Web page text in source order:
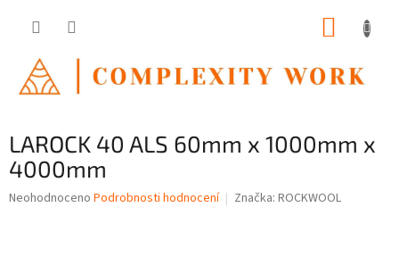
LAROCK 40 ALS 60mm x 1000mm x
4000mm
Průměrné
Neohodnoceno Podrobnosti hodnocení Značka: ROCKWOOL